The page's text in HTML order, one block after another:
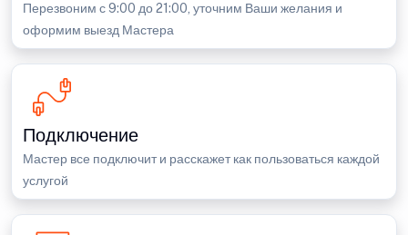
Перезвоним с 9:00 до 21:00, уточним Ваши желания и
оформим выезд Мастера
Подключение
Мастер все подключит и расскажет как пользоваться каждой
услугой